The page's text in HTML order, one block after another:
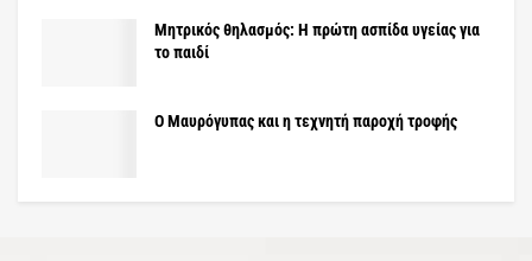
Μητρικός θηλασμός: Η πρώτη ασπίδα υγείας για
το παιδί
Ο Μαυρόγυπας και η τεχνητή παροχή τροφής